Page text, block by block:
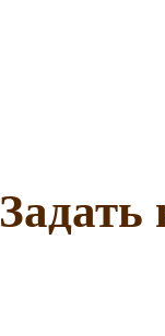
Задать